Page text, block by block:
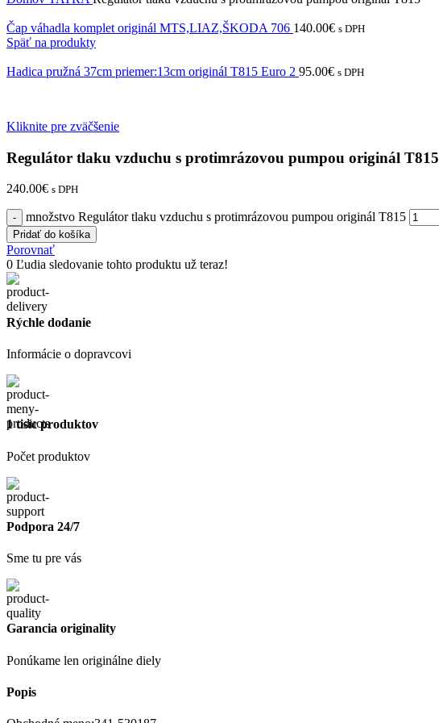
Čap váhadla komplet originál MTS,LIAZ,ŠKODA 706 140.00€ s DPH
Späť na produkty
Hadica pružná 37cm priemer:13cm originál T815 Euro 2 95.00€ s DPH
Kliknite pre zväčšenie
Regulátor tlaku vzduchu s protimrázovou pumpou originál T815
240.00€ s DPH
množstvo Regulátor tlaku vzduchu s protimrázovou pumpou originál T815
Pridať do košíka
Porovnať
0 Ľudia sledovanie tohto produktu už teraz!
Rýchle dodanie
Informácie o dopravcovi
1 tisíc produktov
Počet produktov
Podpora 24/7
Sme tu pre vás
Garancia originality
Ponúkame len originálne diely
Popis